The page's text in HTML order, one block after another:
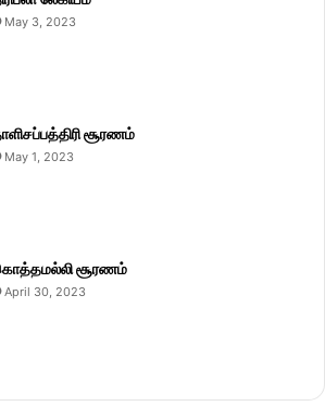
May 3, 2023
சூரணம்
May 1, 2023
சூரணம்
April 30, 2023